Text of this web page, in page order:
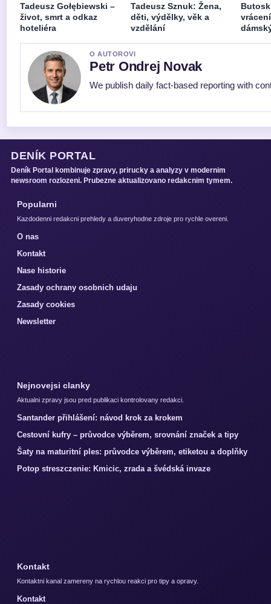
Tadeusz Gołębiewski –
život, smrt a odkaz
hoteliéra
Tadeusz Sznuk: Žena,
děti, výdělky, věk a
vzdělání
O AUTOROVI
Petr Ondrej Novak
We publish daily fact-based reporting with
DENÍK PORTAL
Deník Portal kombinuje zpravy, prirucky a analyzy v modernim
newsroom rozlozeni. Prubezne aktualizovano redakcnim tymem.
Popularni
Kazdodenni redakcni prehledy a duveryhodne zdroje pro rychle overeni.
O nas
Kontakt
Nase historie
Zasady ochrany osobnich udaju
Zasady cookies
Newsletter
Nejnovejsi clanky
Aktualni zpravy jsou pred publikaci kontrolovany redakci.
Santander přihlášení: návod krok za krokem
Cestovní kufry – průvodce výběrem, srovnání značek a tipy
Šaty na maturitní ples: průvodce výběrem, etiketou a doplňky
Potop streszczenie: Kmicic, zrada a švédská invaze
Kontakt
Kontaktni kanal zamereny na rychlou reakci pro tipy a opravy.
Kontakt